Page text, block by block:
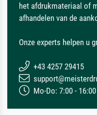
het afdrukmateriaal of
afhandelen van de
Onze experts helpen u
+43 4257 29415
Mo-Do: 7:00 -